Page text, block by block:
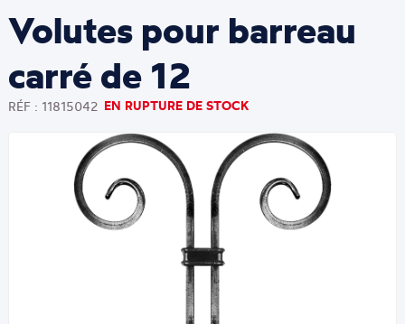
Volutes pour barreau
carré de 12
RÉF : 11815042 EN RUPTURE DE STOCK